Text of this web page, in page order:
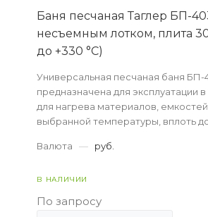
Баня песчаная Таглер БП-
несъемным лотком, плита
до +330 °C)
Универсальная песчаная баня БП-
предназначена для эксплуатации
для нагрева мате­риалов,
выбранной температуры, вплоть
Валюта — руб.
В НАЛИЧИИ
По запросу